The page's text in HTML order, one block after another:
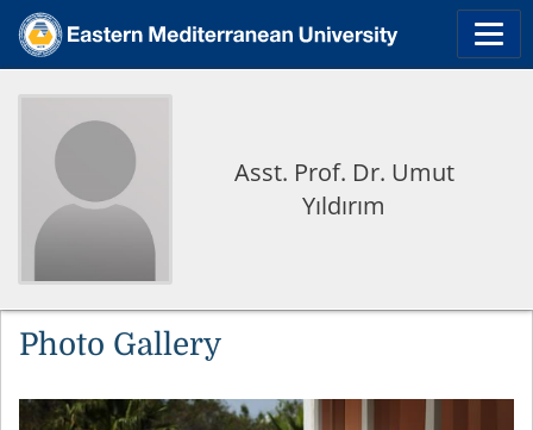
Asst. Prof. Dr. Umut
Yıldırım
Photo Gallery